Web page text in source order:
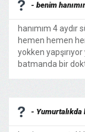
- benim
hanımım 4 aydır
hemen hemen
yokken
batmanda bir
-